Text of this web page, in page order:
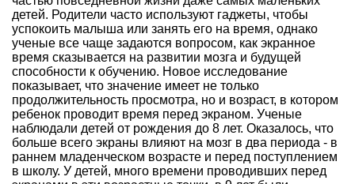
детей. Родители часто используют гаджеты, чтобы
успокоить малыша или занять его на время, однако
ученые все чаще задаются вопросом, как экранное
время сказывается на развитии мозга и будущей
способности к обучению. Новое исследование
показывает, что значение имеет не только
продолжительность просмотра, но и возраст, в котором
ребенок проводит время перед экраном. Ученые
наблюдали детей от рождения до 8 лет. Оказалось, что
больше всего экраны влияют на мозг в два периода - в
раннем младенческом возрасте и перед поступлением
в школу. У детей, много времени проводивших перед